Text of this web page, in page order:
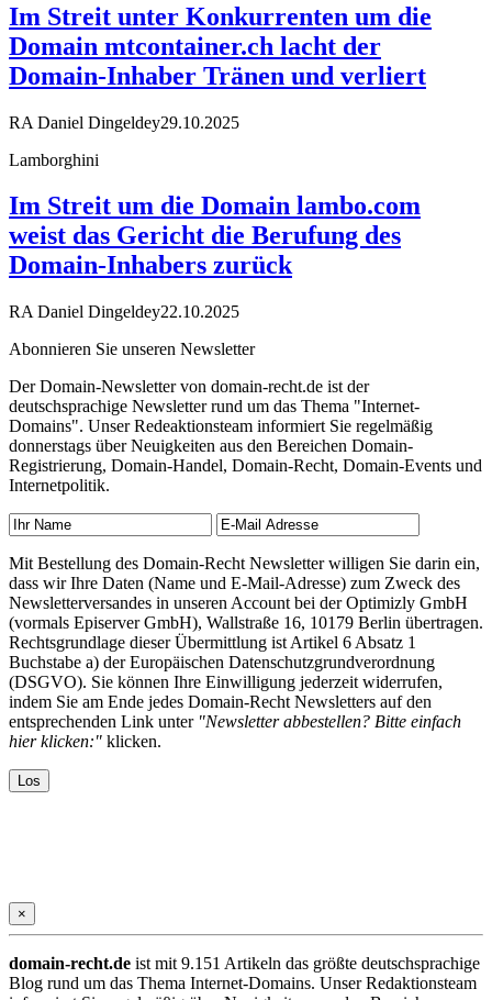
Im Streit unter Konkurrenten um die
Domain mtcontainer.ch lacht der
Domain-Inhaber Tränen und verliert
RA Daniel Dingeldey29.10.2025
Lamborghini
Im Streit um die Domain lambo.com
weist das Gericht die Berufung des
Domain-Inhabers zurück
RA Daniel Dingeldey22.10.2025
Abonnieren Sie unseren Newsletter
Der Domain-Newsletter von domain-recht.de ist der
deutschsprachige Newsletter rund um das Thema "Internet-
Domains". Unser Redeaktionsteam informiert Sie regelmäßig
donnerstags über Neuigkeiten aus den Bereichen Domain-
Registrierung, Domain-Handel, Domain-Recht, Domain-Events und
Internetpolitik.
Mit Bestellung des Domain-Recht Newsletter willigen Sie darin ein,
dass wir Ihre Daten (Name und E-Mail-Adresse) zum Zweck des
Newsletterversandes in unseren Account bei der Optimizly GmbH
(vormals Episerver GmbH), Wallstraße 16, 10179 Berlin übertragen.
Rechtsgrundlage dieser Übermittlung ist Artikel 6 Absatz 1
Buchstabe a) der Europäischen Datenschutzgrundverordnung
(DSGVO). Sie können Ihre Einwilligung jederzeit widerrufen,
indem Sie am Ende jedes Domain-Recht Newsletters auf den
entsprechenden Link unter "Newsletter abbestellen? Bitte einfach
hier klicken:" klicken.
×
domain-recht.de ist mit 9.151 Artikeln das größte deutschsprachige
Blog rund um das Thema Internet-Domains. Unser Redaktionsteam